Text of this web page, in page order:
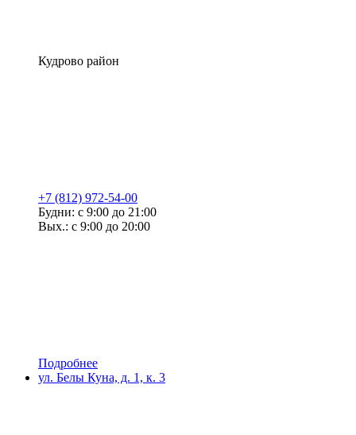
Кудрово район
+7 (812) 972-54-00
Будни: с 9:00 до 21:00
Вых.: с 9:00 до 20:00
Подробнее
ул. Белы Куна, д. 1, к. 3